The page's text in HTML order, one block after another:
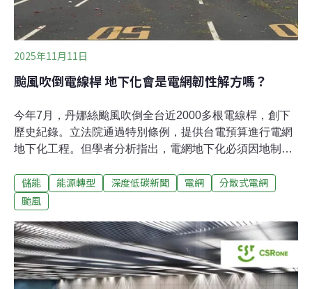
2025年11月11日
颱風吹倒電線桿 地下化會是電網韌性解方嗎？
今年7月，丹娜絲颱風吹倒全台近2000多根電線桿，創下
歷史紀錄。立法院通過特別條例，提供台電預算進行電網
地下化工程。但學者分析指出，電網地下化必須因地制
式微電網建構，更能強化電網韌性。地下化能提升電網韌
性？ 台電：非萬靈丹丹娜絲風災後，行政院長卓榮泰下令
728豪雨災後復原重建特別條例」，其中80億預算要給台
電進行電網地下化工程，外界高度關注電桿下地進展。台
灣電力與能源工程協會11月5日舉辦研討會，邀請台電公
司、專家學者共同討論電網高架與地下化的可行性。台電
儲能 能源轉型 深度低碳新聞 電網
分散式電網
颱風